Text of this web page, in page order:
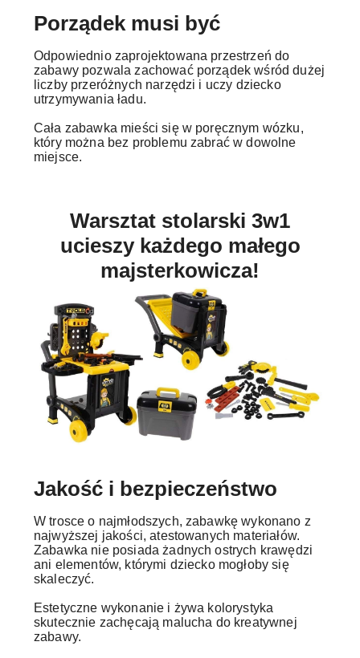
Porządek musi być
Odpowiednio zaprojektowana przestrzeń do
zabawy pozwala zachować porządek wśród dużej
liczby przeróżnych narzędzi i uczy dziecko
utrzymywania ładu.
Cała zabawka mieści się w poręcznym wózku,
który można bez problemu zabrać w dowolne
miejsce.
Warsztat stolarski 3w1
ucieszy każdego małego
majsterkowicza!
Jakość i bezpieczeństwo
W trosce o najmłodszych, zabawkę wykonano z
najwyższej jakości, atestowanych materiałów.
Zabawka nie posiada żadnych ostrych krawędzi
ani elementów, którymi dziecko mogłoby się
skaleczyć.
Estetyczne wykonanie i żywa kolorystyka
skutecznie zachęcają malucha do kreatywnej
zabawy.